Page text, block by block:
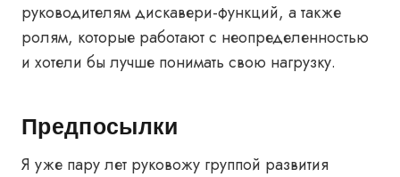
руководителям дискавери-функций, а также
ролям, которые работают с неопределенностью
и хотели бы лучше понимать свою нагрузку.
Предпосылки
Я уже пару лет руковожу группой развития